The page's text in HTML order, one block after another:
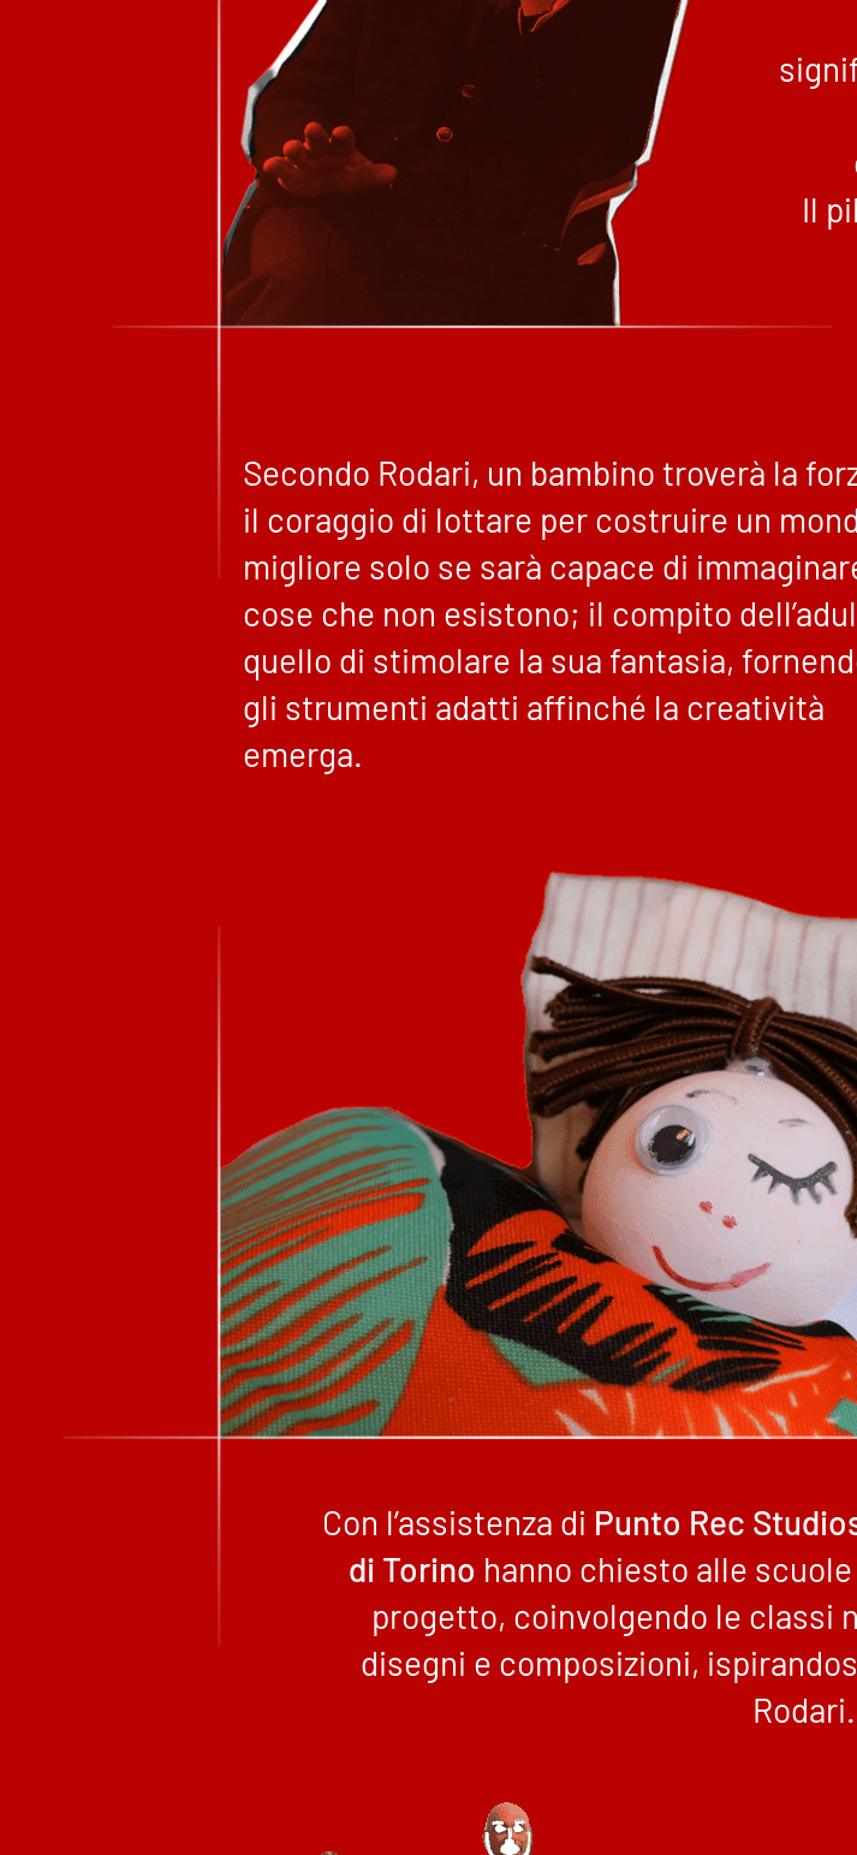
Il
Secondo Rodari, un bambino troverà la
il coraggio di lottare per costruire un
migliore solo se sarà capace di
cose che non esistono; il compito
quello di stimolare la sua fantasia,
gli strumenti adatti affinché la creatività
emerga.
Con l’assistenza di Punto Rec
di Torino hanno chiesto alle
progetto, coinvolgendo le classi
disegni e composizioni,
Rodari.